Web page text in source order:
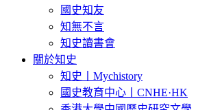
國史知友
知無不言
知史讀書會
關於知史
知史丨Mychistory
國史教育中心丨CNHE·HK